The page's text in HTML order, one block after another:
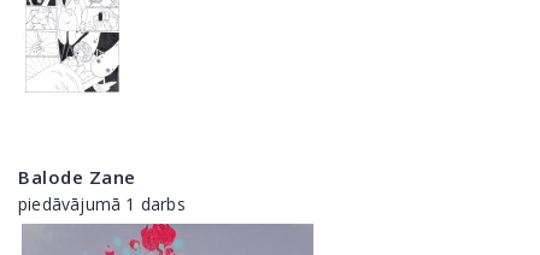
Balode Zane
piedāvājumā 1 darbs